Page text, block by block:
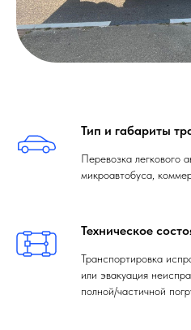
Тип и габариты
Перевозка легкового
микроавтобуса,
Техническое
Транспортировка
или эвакуация
полной/частичной